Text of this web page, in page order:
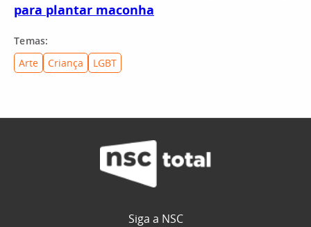
para plantar maconha
Temas:
Arte
Criança LGBT
Siga a NSC